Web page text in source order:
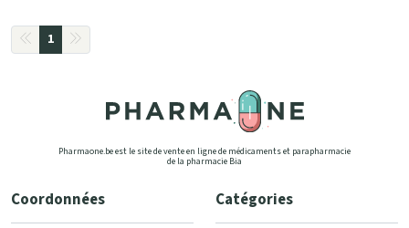
1
Pharmaone.be est le site de vente en ligne de médicaments et parapharmacie
de la pharmacie Bia
Coordonnées Catégories